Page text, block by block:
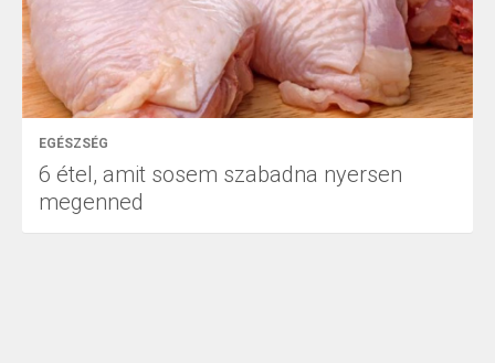
EGÉSZSÉG
6 étel, amit sosem szabadna nyersen
megenned